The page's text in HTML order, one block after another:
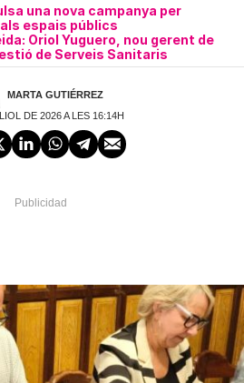
una nova campanya per
espais públics
Oriol Yuguero, nou gerent de
de Serveis Sanitaris
MARTA GUTIÉRREZ
DE 2026 A LES 16:14H